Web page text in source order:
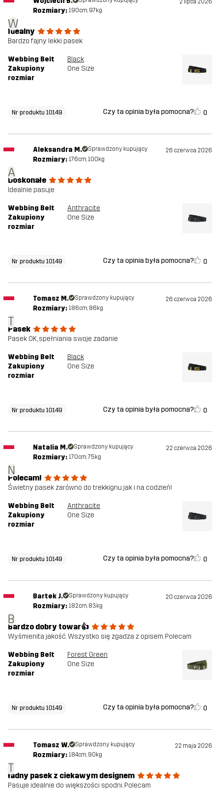
W
Rozmiary: 190cm, 97kg
Idealny
Bardzo fajny lekki pasek
Webbing Belt
Black
Zakupiony
rozmiar
One Size
Nr produktu 10149 Czy ta opinia była pomocna? 0
A
Aleksandra M. Sprawdzony kupujący 26 czerwca 2026
Rozmiary: 176cm, 100kg
Doskonałe
Idealnie pasuje
Webbing Belt
Anthracite
Zakupiony
rozmiar
One Size
Nr produktu 10149 Czy ta opinia była pomocna? 0
T
Tomasz M. Sprawdzony kupujący 26 czerwca 2026
Rozmiary: 186cm, 86kg
Pasek
Pasek OK, spełniania swoje zadanie
Webbing Belt
Black
Zakupiony
rozmiar
One Size
Nr produktu 10149 Czy ta opinia była pomocna? 0
N
Natalia M. Sprawdzony kupujący 22 czerwca 2026
Rozmiary: 170cm, 75kg
Polecam!
Świetny pasek zarówno do trekkignu jak i na codzień!
Webbing Belt
Anthracite
Zakupiony
rozmiar
One Size
Nr produktu 10149 Czy ta opinia była pomocna? 0
B
Bartek J. Sprawdzony kupujący 20 czerwca 2026
Rozmiary: 182cm, 83kg
Bardzo dobry towar👍
Wyśmienita jakość. Wszystko się zgadza z opisem. Polecam
Webbing Belt
Forest Green
Zakupiony
rozmiar
One Size
Nr produktu 10149 Czy ta opinia była pomocna? 0
T
Tomasz W. Sprawdzony kupujący 22 maja 2026
Rozmiary: 184cm, 90kg
ładny pasek z ciekawym designem
Pasuje idealnie do większości spodni. Polecam